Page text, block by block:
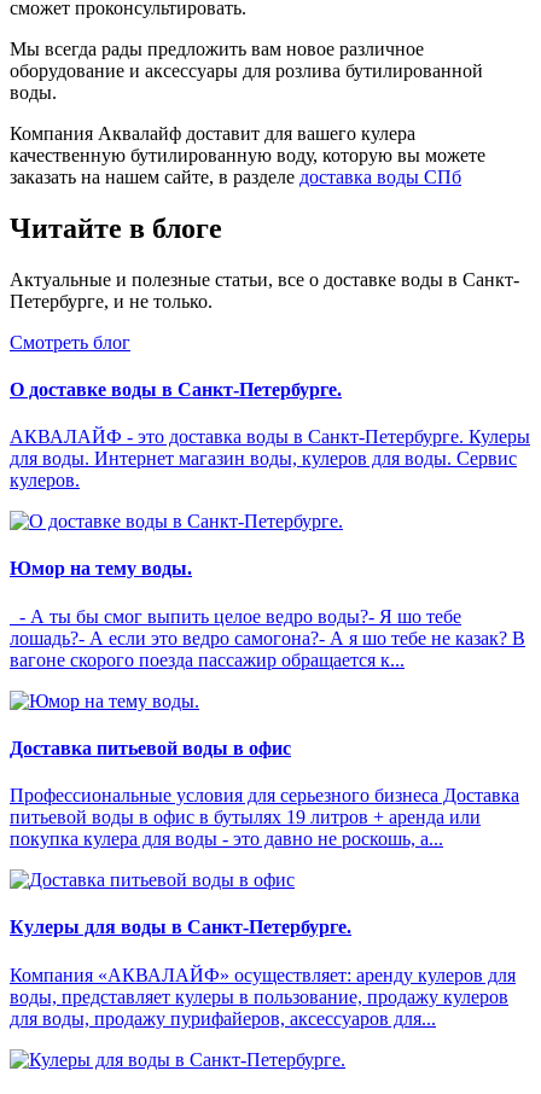
сможет проконсультировать.
Мы всегда рады предложить вам новое различное
оборудование и аксессуары для розлива бутилированной
воды.
Компания Аквалайф доставит для вашего кулера
качественную бутилированную воду, которую вы можете
заказать на нашем сайте, в разделе доставка воды СПб
Читайте в блоге
Актуальные и полезные статьи, все о доставке воды в Санкт-
Петербурге, и не только.
Смотреть блог
О доставке воды в Санкт-Петербурге.
АКВАЛАЙФ - это доставка воды в Санкт-Петербурге. Кулеры
для воды. Интернет магазин воды, кулеров для воды. Сервис
кулеров.
Юмор на тему воды.
- А ты бы смог выпить целое ведро воды?- Я шо тебе
лошадь?- А если это ведро самогона?- А я шо тебе не казак? В
вагоне скорого поезда пассажир обращается к...
Доставка питьевой воды в офис
Профессиональные условия для серьезного бизнеса Доставка
питьевой воды в офис в бутылях 19 литров + аренда или
покупка кулера для воды - это давно не роскошь, а...
Кулеры для воды в Санкт-Петербурге.
Компания «АКВАЛАЙФ» осуществляет: аренду кулеров для
воды, представляет кулеры в пользование, продажу кулеров
для воды, продажу пурифайеров, аксессуаров для...